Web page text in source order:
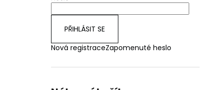
PŘIHLÁSIT SE
Nová registraceZapomenuté heslo